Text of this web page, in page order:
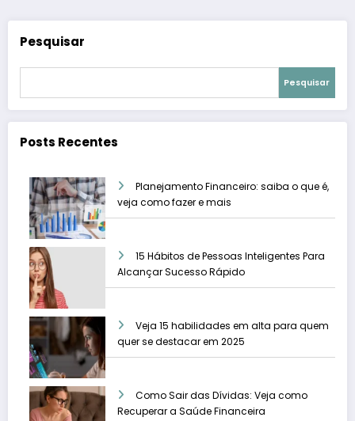
Pesquisar
Pesquisar
Posts Recentes
Planejamento Financeiro: saiba o que é,
veja como fazer e mais
15 Hábitos de Pessoas Inteligentes Para
Alcançar Sucesso Rápido
Veja 15 habilidades em alta para quem
quer se destacar em 2025
Como Sair das Dívidas: Veja como
Recuperar a Saúde Financeira